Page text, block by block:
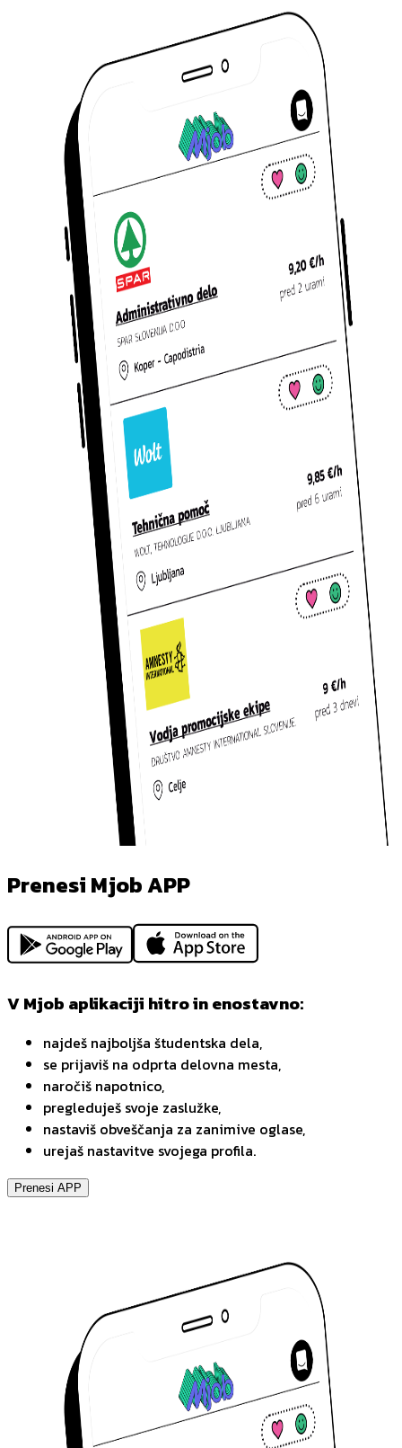
Prenesi Mjob APP
V Mjob aplikaciji hitro in enostavno:
najdeš najboljša študentska dela,
se prijaviš na odprta delovna mesta,
naročiš napotnico,
pregleduješ svoje zaslužke,
nastaviš obveščanja za zanimive oglase,
urejaš nastavitve svojega profila.
Prenesi APP